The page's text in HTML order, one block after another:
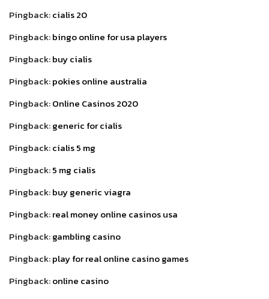
Pingback:cialis 20
Pingback:bingo online for usa players
Pingback:buy cialis
Pingback:pokies online australia
Pingback:Online Casinos 2020
Pingback:generic for cialis
Pingback:cialis 5 mg
Pingback:5 mg cialis
Pingback:buy generic viagra
Pingback:real money online casinos usa
Pingback:gambling casino
Pingback:play for real online casino games
Pingback:online casino